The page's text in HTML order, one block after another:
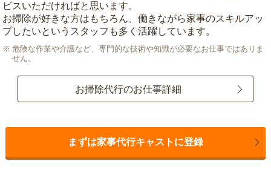
ビスいただければと思います。
お掃除が好きな方はもちろん、働きながら家事のスキルアッ
プしたいというスタッフも多く活躍しています。
危険な作業や介護など、専門的な技術や知識が必要なお仕事ではありま
せん。
お掃除代行のお仕事詳細
まずは家事代行キャストに登録